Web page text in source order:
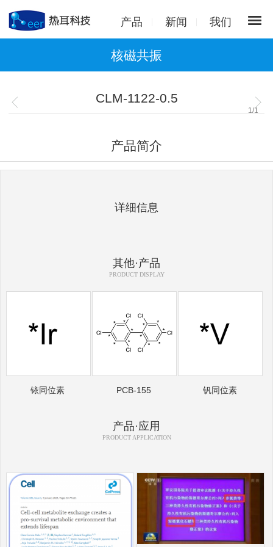
产品 新闻 我们
核磁共振
CLM-1122-0.5
1 /1
产品简介
详细信息
其他·产品
PRODUCT DISPLAY
铱同位素 PCB-155 钒同位素
产品·应用
PRODUCT APPLICATION